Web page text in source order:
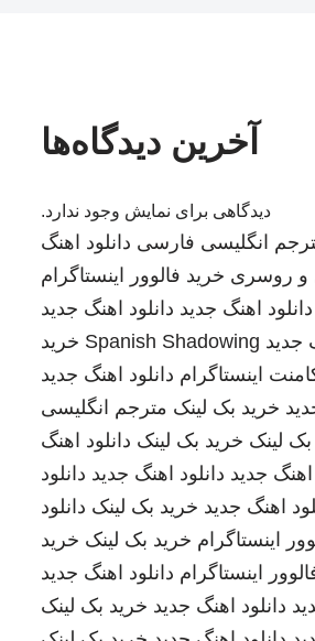
آخرین دیدگاه‌ها
دیدگاهی برای نمایش وجود ندارد.
انگلیسی فارسی دانلود اهنگ
و روسری خرید فالوور اینستاگرام
دانلود اهنگ جدید دانلود اهنگ جدید
جدید Spanish Shadowing خرید
اینستاگرام دانلود اهنگ جدید
خرید بک لینک مترجم انگلیسی
لینک خرید بک لینک دانلود اهنگ
اهنگ جدید دانلود اهنگ جدید دانلود
اهنگ جدید خرید بک لینک دانلود
اینستاگرام خرید بک لینک خرید
اینستاگرام دانلود اهنگ جدید
دانلود اهنگ جدید خرید بک لینک